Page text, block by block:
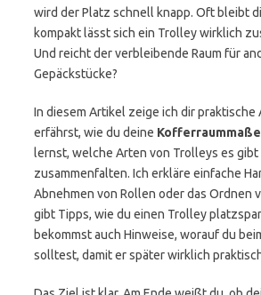
wird der Platz schnell knapp. Oft bleibt
kompakt lässt sich ein Trolley wirklich
Und reicht der verbleibende Raum für
Gepäckstücke?
In diesem Artikel zeige ich dir praktische
erfährst, wie du deine Kofferraummaße
lernst, welche Arten von Trolleys es gibt
zusammenfalten. Ich erkläre einfache
Abnehmen von Rollen oder das Ordnen
gibt Tipps, wie du einen Trolley
bekommst auch Hinweise, worauf du
solltest, damit er später wirklich